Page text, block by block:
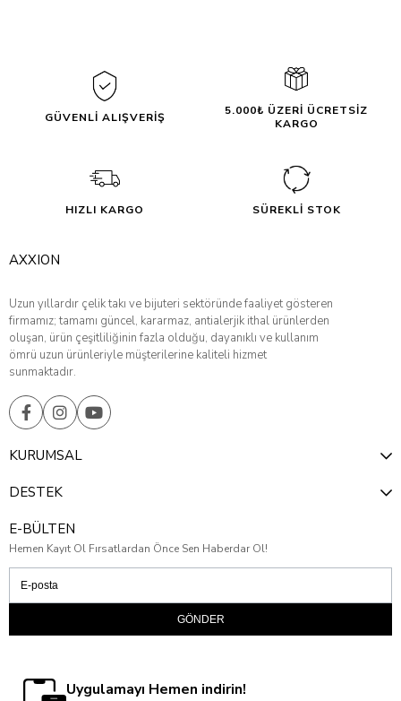
GÜVENLİ ALIŞVERİŞ
5.000₺ ÜZERİ ÜCRETSİZ
KARGO
HIZLI KARGO SÜREKLİ STOK
AXXION
Uzun yıllardır çelik takı ve bijuteri sektöründe faaliyet gösteren
firmamız; tamamı güncel, kararmaz, antialerjik ithal ürünlerden
oluşan, ürün çeşitliliğinin fazla olduğu, dayanıklı ve kullanım
ömrü uzun ürünleriyle müşterilerine kaliteli hizmet
sunmaktadır.
KURUMSAL
DESTEK
E-BÜLTEN
Hemen Kayıt Ol Fırsatlardan Önce Sen Haberdar Ol!
GÖNDER
Uygulamayı Hemen indirin!